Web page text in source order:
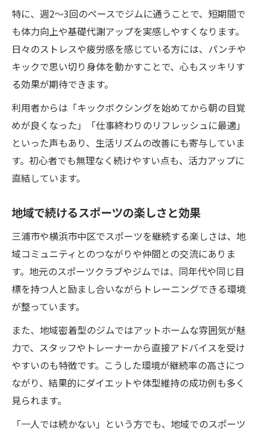
特に、週2〜3回のペースでジムに通うことで、短期間で
も体力向上や基礎代謝アップを実感しやすくなります。
日々のストレスや疲労感を感じている方には、パンチや
キックで思い切り身体を動かすことで、心もスッキリす
る効果が期待できます。
利用者からは「キックボクシングを始めてから朝の目覚
めが良くなった」「仕事終わりのリフレッシュに最適」
といった声もあり、生活リズムの改善にも寄与していま
す。初心者でも無理なく続けやすい点も、活力アップに
直結しています。
地域で続けるスポーツの楽しさと効果
三浦市や横浜市中区でスポーツを継続する楽しさは、地
域コミュニティとのつながりや仲間との交流にありま
す。地元のスポーツクラブやジムでは、同年代や同じ目
標を持つ人と励まし合いながらトレーニングできる環境
が整っています。
また、地域密着型のジムではアットホームな雰囲気が魅
力で、スタッフやトレーナーから直接アドバイスを受け
やすいのも特徴です。こうした環境が継続率の高さにつ
ながり、結果的にダイエットや体型維持の成功例も多く
見られます。
「一人では続かない」という方でも、地域でのスポーツ